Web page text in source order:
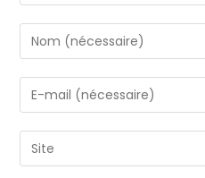
Enter
your
name
or
to
comment
Enter
your
email
address
Saisir
l’URL